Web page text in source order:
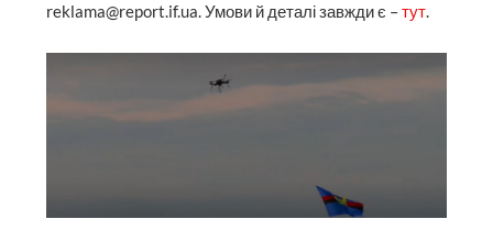
reklama@report.if.ua. Умови й деталі завжди є –тут.